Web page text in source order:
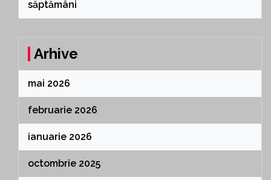
săptămâni
Arhive
mai 2026
februarie 2026
ianuarie 2026
octombrie 2025